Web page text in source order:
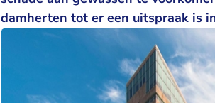
damherten tot er een uitspraak is